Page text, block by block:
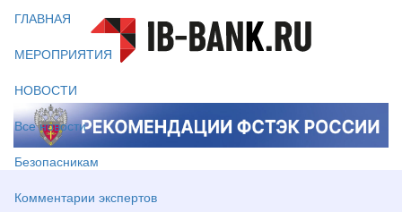
ГЛАВНАЯ
МЕРОПРИЯТИЯ
НОВОСТИ
Все новости
Безопасникам
Комментарии экспертов